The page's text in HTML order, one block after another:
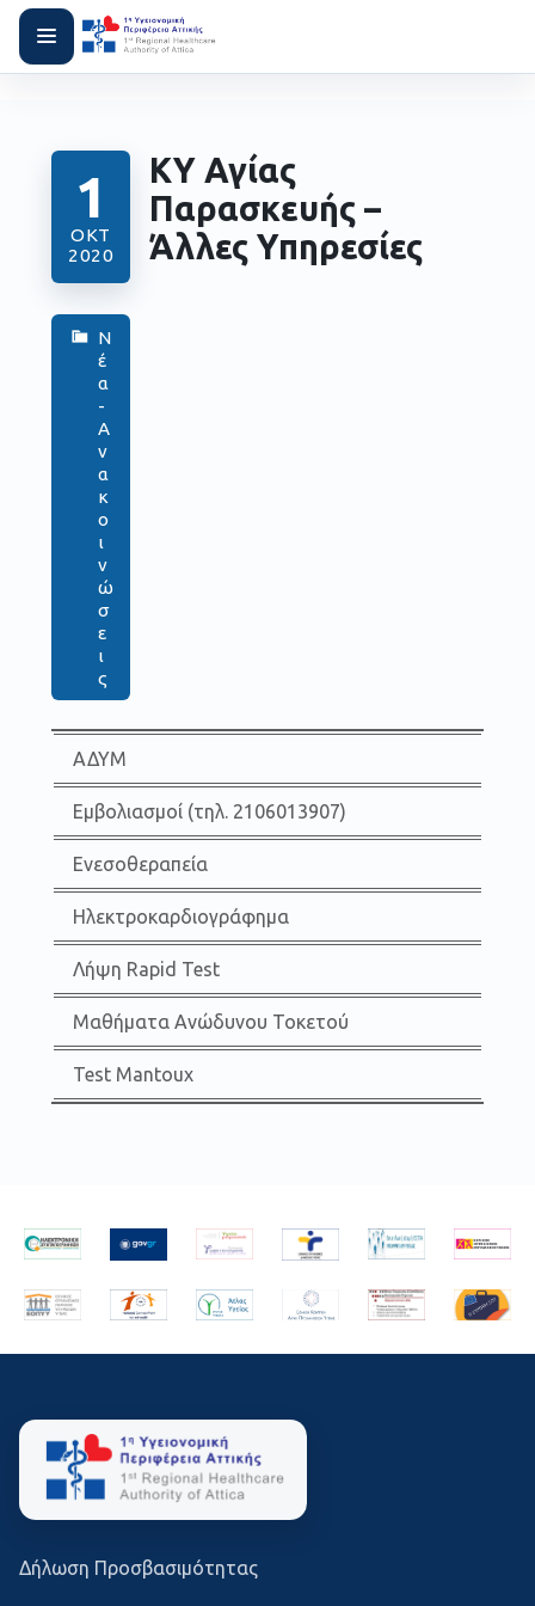
1
ΟΚΤ
2020
Ν
έ
α
-
Α
ν
α
κ
ο
ι
ν
ώ
σ
ε
ι
ς
ΚΥ Αγίας
Παρασκευής –
Άλλες Υπηρεσίες
ΑΔΥΜ
Εμβολιασμοί (τηλ. 2106013907)
Ενεσοθεραπεία
Ηλεκτροκαρδιογράφημα
Λήψη Rapid Test
Μαθήματα Ανώδυνου Τοκετού
Test Mantoux
Δήλωση Προσβασιμότητας